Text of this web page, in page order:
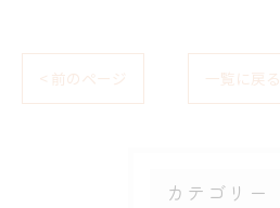
< 前のページ 一覧に戻る
カテゴリー